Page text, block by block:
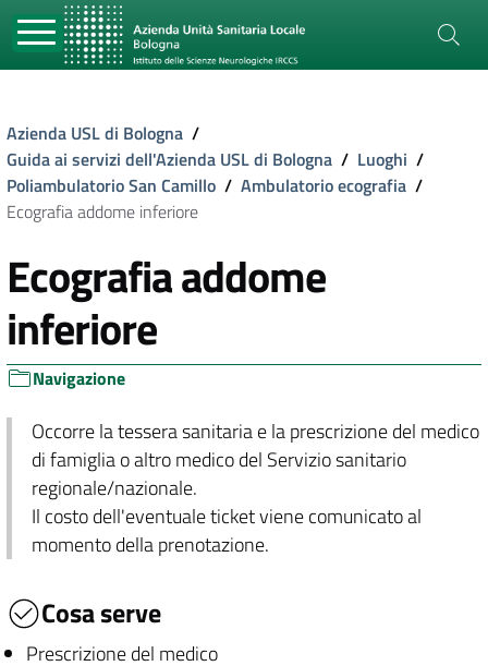
Azienda USL di Bologna /
Guida ai servizi dell'Azienda USL di Bologna / Luoghi /
Poliambulatorio San Camillo / Ambulatorio ecografia /
Ecografia addome inferiore
Ecografia addome
inferiore
Navigazione
Occorre la tessera sanitaria e la prescrizione del medico
di famiglia o altro medico del Servizio sanitario
regionale/nazionale.
Il costo dell'eventuale ticket viene comunicato al
momento della prenotazione.
Cosa serve
Prescrizione del medico